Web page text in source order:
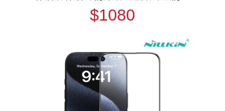
認證 MagSafe
$1080